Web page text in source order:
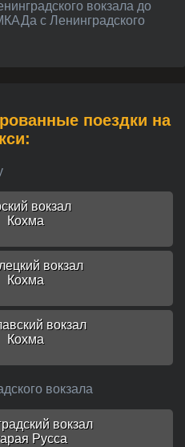
вокзала до
с Ленинградского
вокзал
Кохма
вокзал
Кохма
вокзал
Кохма
вокзала
вокзал
Русса